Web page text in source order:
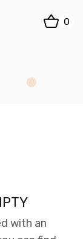
0
with an